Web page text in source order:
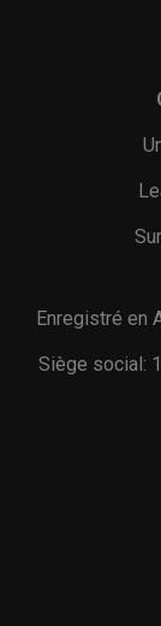
Enregistré en
Siège social: